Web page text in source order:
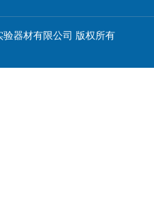
器材有限公司 版权所有